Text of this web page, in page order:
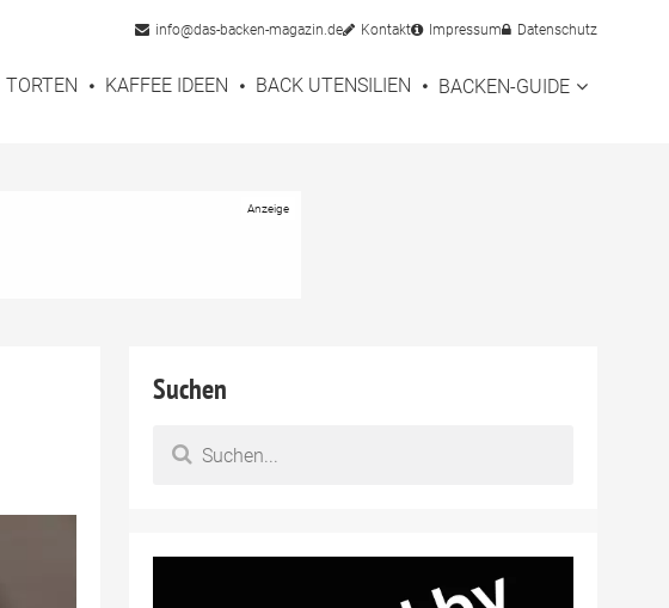
info@das-backen-magazin.de Kontakt Impressum Datenschutz
TORTEN KAFFEE IDEEN BACK UTENSILIEN BACKEN-GUIDE
Suchen